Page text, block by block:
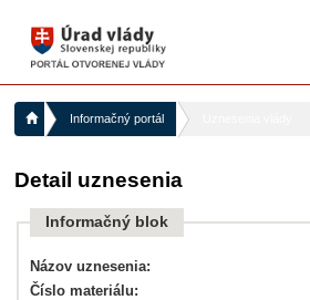
Informačný portál
Detail uznesenia
Informačný blok
Názov uznesenia:
Číslo materiálu: